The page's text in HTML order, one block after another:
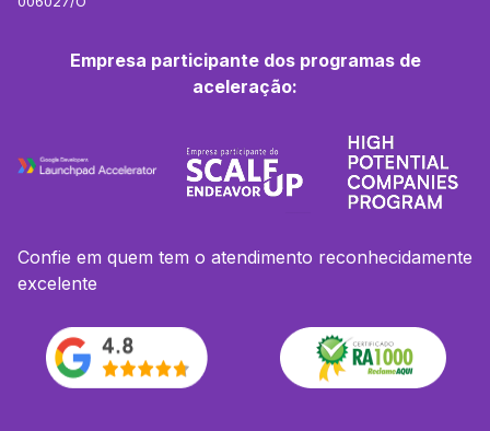
Empresa participante dos programas de
aceleração:
Confie em quem tem o atendimento reconhecidamente
excelente